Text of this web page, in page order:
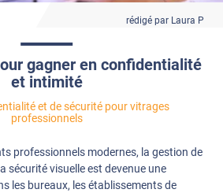
rédigé par Laura P
gagner en confidentialité
et intimité
et de sécurité pour vitrages
professionnels
professionnels modernes, la gestion de
sécurité visuelle est devenue une
les bureaux, les établissements de